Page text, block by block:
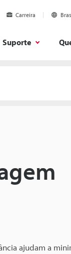
Carreira
Suporte
ajudam a